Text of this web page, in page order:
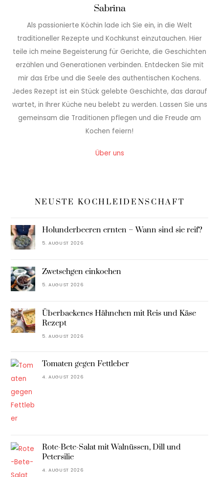
Sabrina
Als passionierte Köchin lade ich Sie ein, in die Welt
traditioneller Rezepte und Kochkunst einzutauchen. Hier
teile ich meine Begeisterung für Gerichte, die Geschichten
erzählen und Generationen verbinden. Entdecken Sie mit
mir das Erbe und die Seele des authentischen Kochens.
Jedes Rezept ist ein Stück gelebte Geschichte, das darauf
wartet, in Ihrer Küche neu belebt zu werden. Lassen Sie uns
gemeinsam die Traditionen pflegen und die Freude am
Kochen feiern!
Über uns
NEUSTE KOCHLEIDENSCHAFT
Holunderbeeren ernten – Wann sind sie reif?
5. AUGUST 2026
Zwetschgen einkochen
5. AUGUST 2026
Überbackenes Hähnchen mit Reis und Käse
Rezept
5. AUGUST 2026
Tomaten gegen Fettleber
4. AUGUST 2026
Rote-Bete-Salat mit Walnüssen, Dill und
Petersilie
4. AUGUST 2026